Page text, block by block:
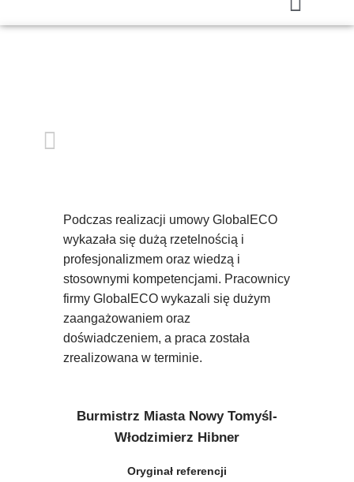
Podczas realizacji umowy GlobalECO
wykazała się dużą rzetelnością i
profesjonalizmem oraz wiedzą i
stosownymi kompetencjami. Pracownicy
firmy GlobalECO wykazali się dużym
zaangażowaniem oraz
doświadczeniem, a praca została
zrealizowana w terminie.
Burmistrz Miasta Nowy Tomyśl-
Włodzimierz Hibner
Oryginał referencji